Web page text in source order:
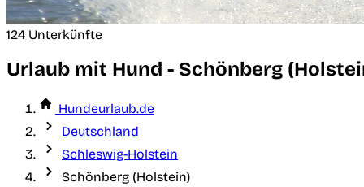
124 Unterkünfte
Urlaub mit Hund - Schönberg
Hundeurlaub.de
Deutschland
Schleswig-Holstein
Schönberg (Holstein)